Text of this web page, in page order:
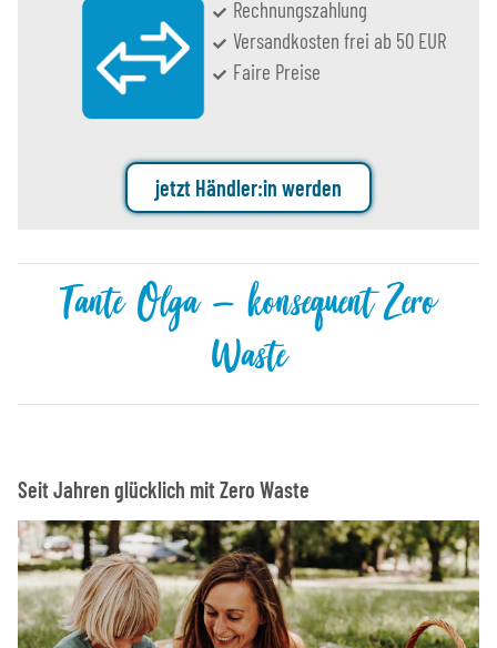
Rechnungszahlung
Versandkosten frei ab 50 EUR
Faire Preise
jetzt Händler:in werden
Tante Olga – konsequent Zero
Waste
Seit Jahren glücklich mit Zero Waste